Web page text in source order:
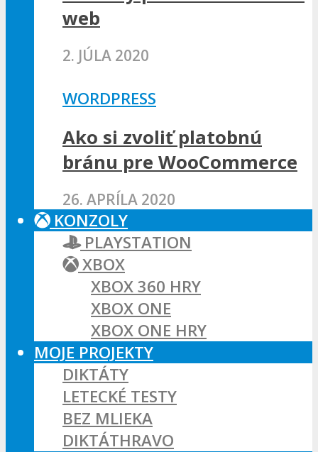
web
2. JÚLA 2020
WORDPRESS
Ako si zvoliť platobnú
bránu pre WooCommerce
26. APRÍLA 2020
KONZOLY
PLAYSTATION
XBOX
XBOX 360 HRY
XBOX ONE
XBOX ONE HRY
MOJE PROJEKTY
DIKTÁTY
LETECKÉ TESTY
BEZ MLIEKA
DIKTÁTHRAVO